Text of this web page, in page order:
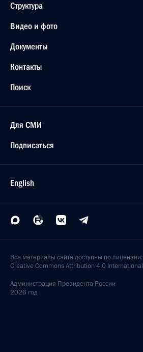
Структура
Видео и фото
Документы
Контакты
Поиск
Для СМИ
Подписаться
English
Все материалы сайта доступны по лицензии:
Creative Commons Attribution 4.0 International
Администрация Президента России
2026 год